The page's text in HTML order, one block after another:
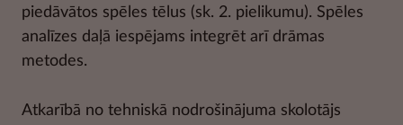
piedāvātos spēles tēlus (sk. 2. pielikumu). Spēles
analīzes daļā iespējams integrēt arī drāmas
metodes.
Atkarībā no tehniskā nodrošinājuma skolotājs